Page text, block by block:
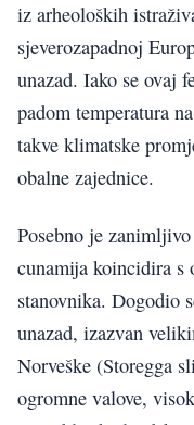
iz arheoloških
sjeverozapadnoj
unazad. Iako se ovaj
padom temperatura
takve klimatske
obalne zajednice.
Posebno je
cunamija koincidira s
stanovnika. Dogodio
unazad, izazvan
Norveške (Storegga
ogromne valove,